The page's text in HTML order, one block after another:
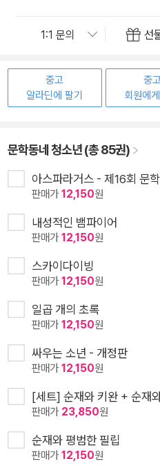
선
중고
알라딘에 팔기
중
회원에
문학동네 청소년 (총 85권)
아스파라거스 - 제16회 문
판매가12,150원
내성적인 뱀파이어
판매가12,150원
스카이다이빙
판매가12,150원
일곱 개의 초록
판매가12,150원
싸우는 소년 - 개정판
판매가12,150원
[세트] 순재와 키완 + 순재
판매가 23,850원
순재와 평범한 필립
판매가12,150원